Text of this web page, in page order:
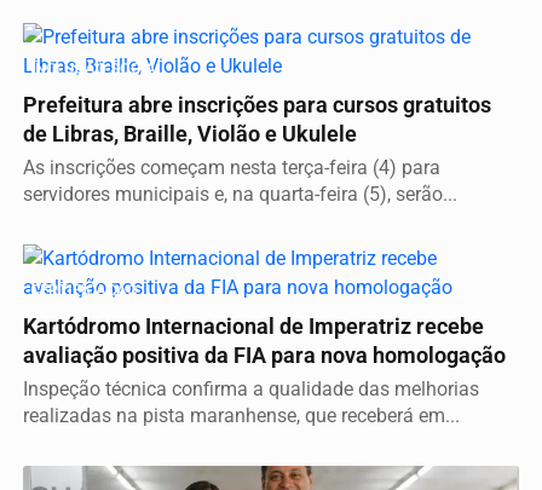
INCLUSÃO SOCIAL
Prefeitura abre inscrições para cursos gratuitos
de Libras, Braille, Violão e Ukulele
As inscrições começam nesta terça-feira (4) para
servidores municipais e, na quarta-feira (5), serão...
CERTIFICAÇÃO
Kartódromo Internacional de Imperatriz recebe
avaliação positiva da FIA para nova homologação
Inspeção técnica confirma a qualidade das melhorias
realizadas na pista maranhense, que receberá em...